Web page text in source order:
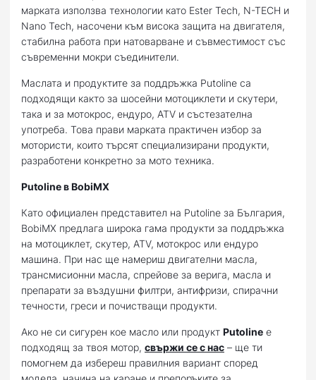
марката използва технологии като Ester Tech, N-TECH и
Nano Tech, насочени към висока защита на двигателя,
стабилна работа при натоварване и съвместимост със
съвременни мокри съединители.
Маслата и продуктите за поддръжка Putoline са
подходящи както за шосейни мотоциклети и скутери,
така и за мотокрос, ендуро, ATV и състезателна
употреба. Това прави марката практичен избор за
мотористи, които търсят специализирани продукти,
разработени конкретно за мото техника.
Putoline в BobiMX
Като официален представител на Putoline за България,
BobiMX предлага широка гама продукти за поддръжка
на мотоциклет, скутер, ATV, мотокрос или ендуро
машина. При нас ще намериш двигателни масла,
трансмисионни масла, спрейове за верига, масла и
препарати за въздушни филтри, антифризи, спирачни
течности, греси и почистващи продукти.
Ако не си сигурен кое масло или продукт Putoline е
подходящ за твоя мотор, свържи се с нас – ще ти
помогнем да избереш правилния вариант според